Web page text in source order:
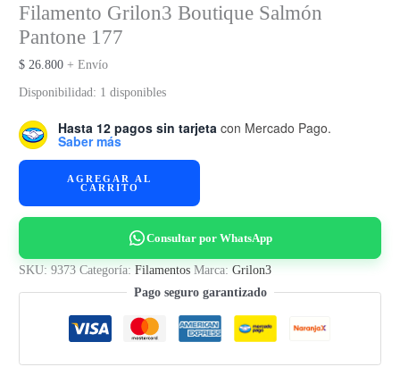
Filamento Grilon3 Boutique Salmón
Pantone 177
$ 26.800 + Envío
Disponibilidad: 1 disponibles
Hasta 12 pagos sin tarjeta con Mercado Pago.
Saber más
Filamento
Boutique
Pantone
AGREGAR AL
CARRITO
Consultar por WhatsApp
SKU:9373 Categoría:Filamentos Marca:Grilon3
Pago seguro garantizado